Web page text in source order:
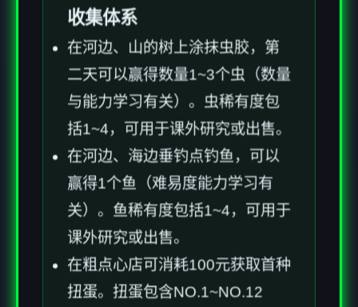
收集体系
在河边、山的树上涂抹虫胶，第
二天可以赢得数量1~3个虫（数量
与能力学习有关）。虫稀有度包
括1~4，可用于课外研究或出售。
在河边、海边垂钓点钓鱼，可以
赢得1个鱼（难易度能力学习有
关）。鱼稀有度包括1~4，可用于
课外研究或出售。
在粗点心店可消耗100元获取首种
扭蛋。扭蛋包含NO.1~NO.12